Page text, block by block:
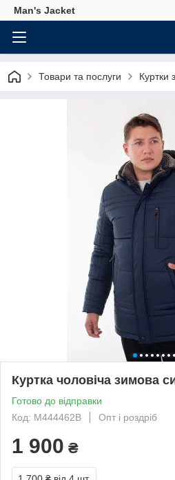
Man's Jacket
Товари та послуги Куртки
Куртка чоловіча зимова
Готово до відправки
Код: М444462B
Опт і роздріб
1 900 ₴